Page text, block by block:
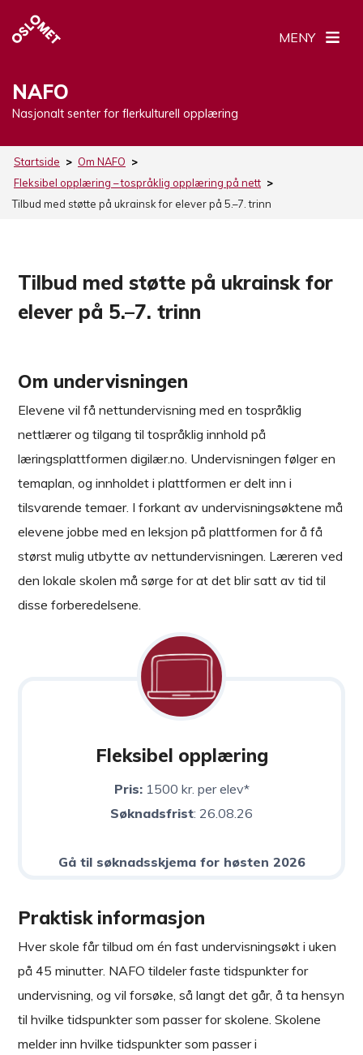
NAFO
Nasjonalt senter for flerkulturell opplæring
MENY
Startside > Om NAFO >
Fleksibel opplæring – tospråklig opplæring på nett >
Tilbud med støtte på ukrainsk for elever på 5.–7. trinn
Tilbud med støtte på ukrainsk for
elever på 5.–7. trinn
Om undervisningen
Elevene vil få nettundervisning med en tospråklig
nettlærer og tilgang til tospråklig innhold på
læringsplattformen digilær.no. Undervisningen følger en
temaplan, og innholdet i plattformen er delt inn i
tilsvarende temaer. I forkant av undervisningsøktene må
elevene jobbe med en leksjon på plattformen for å få
størst mulig utbytte av nettundervisningen. Læreren ved
den lokale skolen må sørge for at det blir satt av tid til
disse forberedelsene.
Fleksibel opplæring
Pris:1500 kr. per elev*
Søknadsfrist: 26.08.26
Gå til søknadsskjema for høsten 2026
Praktisk informasjon
Hver skole får tilbud om én fast undervisningsøkt i uken
på 45 minutter. NAFO tildeler faste tidspunkter for
undervisning, og vil forsøke, så langt det går, å ta hensyn
til hvilke tidspunkter som passer for skolene. Skolene
melder inn hvilke tidspunkter som passer i